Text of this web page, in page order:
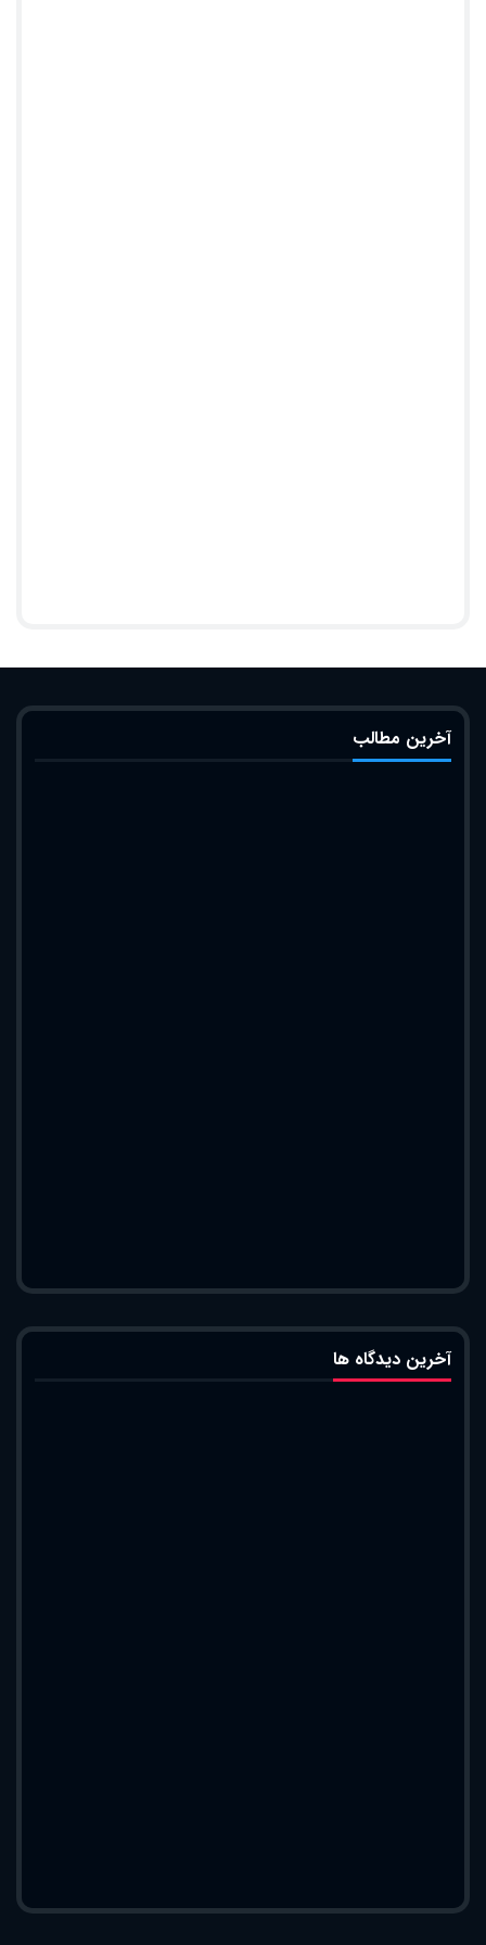
آخرین مطالب
آخرین دیدگاه ها